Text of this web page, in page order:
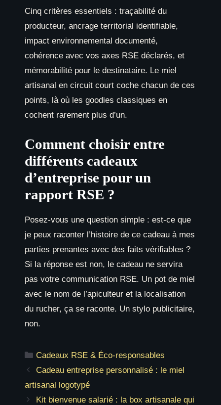
Cinq critères essentiels : traçabilité du
producteur, ancrage territorial identifiable,
impact environnemental documenté,
cohérence avec vos axes RSE déclarés, et
mémorabilité pour le destinataire. Le miel
artisanal en circuit court coche chacun de ces
points, là où les goodies classiques en
cochent rarement plus d’un.
Comment choisir entre
différents cadeaux
d’entreprise pour un
rapport RSE ?
Posez-vous une question simple : est-ce que
je peux raconter l’histoire de ce cadeau à mes
parties prenantes avec des faits vérifiables ?
Si la réponse est non, le cadeau ne servira
pas votre communication RSE. Un pot de miel
avec le nom de l’apiculteur et la localisation
du rucher, ça se raconte. Un stylo publicitaire,
non.
Catégories
Cadeaux RSE & Éco-responsables
Cadeau entreprise personnalisé : le miel
artisanal logotypé
Kit bienvenue salarié : la box artisanale qui